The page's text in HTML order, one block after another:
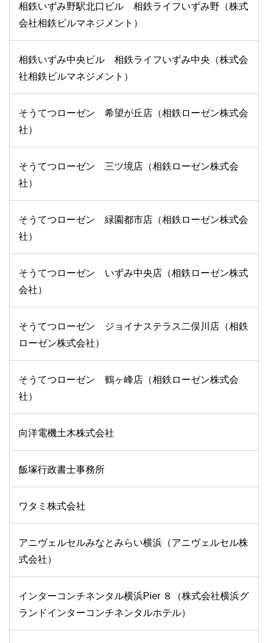
相鉄いずみ野駅北口ビル 相鉄ライフいずみ野（株式
会社相鉄ビルマネジメント）
相鉄いずみ中央ビル 相鉄ライフいずみ中央（株式会
社相鉄ビルマネジメント）
そうてつローゼン 希望が丘店（相鉄ローゼン株式会
社）
そうてつローゼン 三ツ境店（相鉄ローゼン株式会
社）
そうてつローゼン 緑園都市店（相鉄ローゼン株式会
社）
そうてつローゼン いずみ中央店（相鉄ローゼン株式
会社）
そうてつローゼン ジョイナステラス二俣川店（相鉄
ローゼン株式会社）
そうてつローゼン 鶴ヶ峰店（相鉄ローゼン株式会
社）
向洋電機土木株式会社
飯塚行政書士事務所
ワタミ株式会社
アニヴェルセルみなとみらい横浜（アニヴェルセル株
式会社）
インターコンチネンタル横浜Pier ８（株式会社横浜グ
ランドインターコンチネンタルホテル）